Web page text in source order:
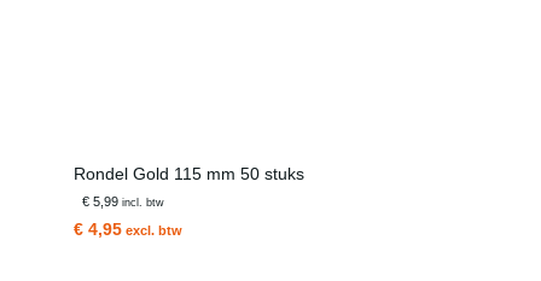
Rondel Gold 115 mm 50 stuks
€ 5,99incl. btw
€ 4,95 excl. btw